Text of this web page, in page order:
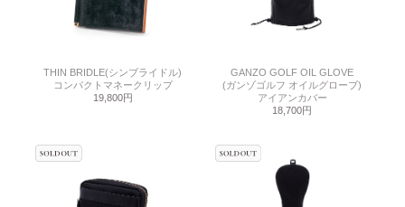
THIN BRIDLE(シンブライドル)
コンパクトマネークリップ
19,800円
GANZO GOLF OIL GLOVE
(ガンゾゴルフ オイルグローブ)
アイアンカバー
18,700円